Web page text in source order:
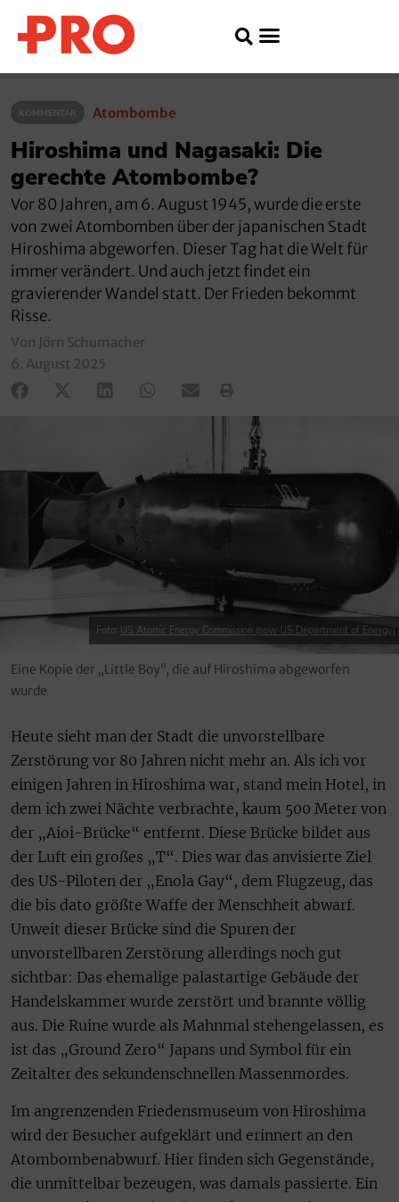
KOMMENTAR Atombombe
Hiroshima und Nagasaki: Die
gerechte Atombombe?
Vor 80 Jahren, am 6. August 1945, wurde die erste
von zwei Atombomben über der japanischen Stadt
Hiroshima abgeworfen. Dieser Tag hat die Welt für
immer verändert. Und auch jetzt findet ein
gravierender Wandel statt. Der Frieden bekommt
Risse.
Von Jörn Schumacher
6. August 2025
Foto: US Atomic Energy Commission (now US Department of Energy)
Eine Kopie der „Little Boy“, die auf Hiroshima abgeworfen
wurde
Heute sieht man der Stadt die unvorstellbare
Zerstörung vor 80 Jahren nicht mehr an. Als ich vor
einigen Jahren in Hiroshima war, stand mein Hotel, in
dem ich zwei Nächte verbrachte, kaum 500 Meter von
der „Aioi-Brücke“ entfernt. Diese Brücke bildet aus
der Luft ein großes „T“. Dies war das anvisierte Ziel
des US-Piloten der „Enola Gay“, dem Flugzeug, das
die bis dato größte Waffe der Menschheit abwarf.
Unweit dieser Brücke sind die Spuren der
unvorstellbaren Zerstörung allerdings noch gut
sichtbar: Das ehemalige palastartige Gebäude der
Handelskammer wurde zerstört und brannte völlig
aus. Die Ruine wurde als Mahnmal stehengelassen, es
ist das „Ground Zero“ Japans und Symbol für ein
Zeitalter des sekundenschnellen Massenmordes.
Im angrenzenden Friedensmuseum von Hiroshima
wird der Besucher aufgeklärt und erinnert an den
Atombombenabwurf. Hier finden sich Gegenstände,
die unmittelbar bezeugen, was damals passierte. Ein